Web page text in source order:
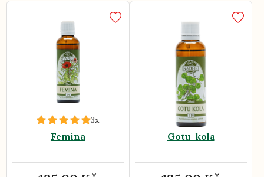
3x
Femina Gotu-kola